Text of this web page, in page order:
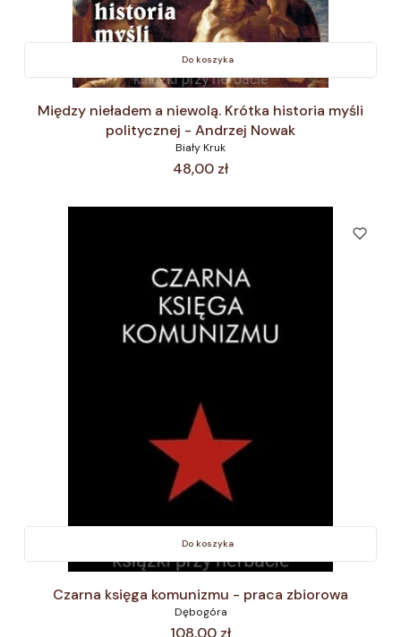
Do koszyka
Między nieładem a niewolą. Krótka historia myśli
politycznej - Andrzej Nowak
Biały Kruk
Cena
48,00 zł
Do koszyka
Czarna księga komunizmu - praca zbiorowa
Dębogóra
Cena
108,00 zł